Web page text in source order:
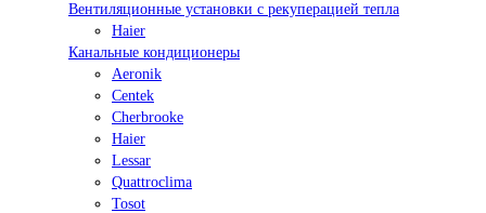
Вентиляционные установки с рекуперацией тепла
Haier
Канальные кондиционеры
Aeronik
Centek
Cherbrooke
Haier
Lessar
Quattroclima
Tosot